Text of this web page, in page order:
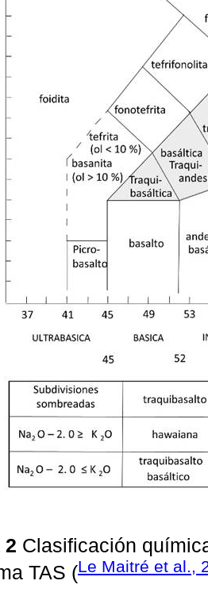
2 Clasificación
TAS (Le Maitré et al.,